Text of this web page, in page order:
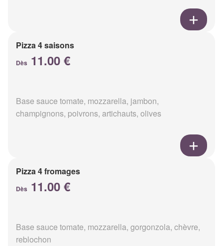
Pizza 4 saisons
Dès 11.00 €
Base sauce tomate, mozzarella, jambon,
champignons, poivrons, artichauts, olives
Pizza 4 fromages
Dès 11.00 €
Base sauce tomate, mozzarella, gorgonzola, chèvre,
reblochon